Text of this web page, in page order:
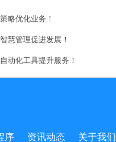
略优化业务！
慧管理促进发展！
动化工具提升服务！
序 资讯动态 关于我们